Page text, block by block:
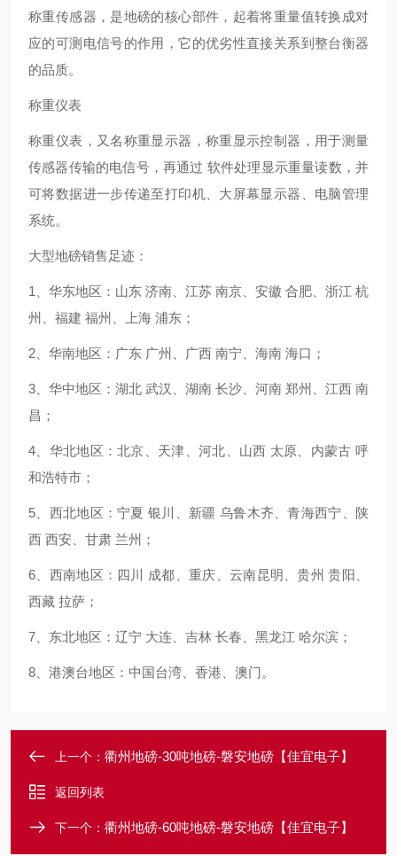
称重传感器，是地磅的核心部件，起着将重量值转换成对
应的可测电信号的作用，它的优劣性直接关系到整台衡器
的品质。
称重仪表
称重仪表，又名称重显示器，称重显示控制器，用于测量
传感器传输的电信号，再通过 软件处理显示重量读数，并
可将数据进一步传递至打印机、大屏幕显示器、电脑管理
系统。
大型地磅销售足迹：
1、华东地区：山东 济南、江苏 南京、安徽 合肥、浙江 杭
州、福建 福州、上海 浦东；
2、华南地区：广东 广州、广西 南宁、海南 海口；
3、华中地区：湖北 武汉、湖南 长沙、河南 郑州、江西 南
昌；
4、华北地区：北京、天津、河北、山西 太原、内蒙古 呼
和浩特市；
5、西北地区：宁夏 银川、新疆 乌鲁木齐、青海西宁、陕
西 西安、甘肃 兰州；
6、西南地区：四川 成都、重庆、云南昆明、贵州 贵阳、
西藏 拉萨；
7、东北地区：辽宁 大连、吉林 长春、黑龙江 哈尔滨；
8、港澳台地区：中国台湾、香港、澳门。
上一个： 衢州地磅-30吨地磅-磐安地磅【佳宜电子】
返回列表
下一个： 衢州地磅-60吨地磅-磐安地磅【佳宜电子】